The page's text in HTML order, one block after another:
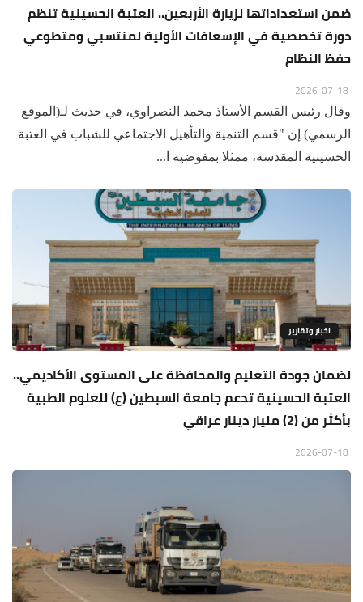
ضمن استعداداتها لزيارة الأربعين.. العتبة الحسينية تنظم
دورة تخصصية في الإسعافات الأولية لمنتسبي ومتطوعي
حفظ النظام
وقال رئيس القسم الأستاذ محمد النصراوي، في حديث لـ(الموقع
الرسمي) إن "قسم التنمية والتأهيل الاجتماعي للشباب في العتبة
الحسينية المقدسة، ممثلا بمفوضية ا...
اخبار وتقارير
لضمان جودة التعليم والمحافظة على المستوى الأكاديمي..
العتبة الحسينية تدعم جامعة السبطين (ع) للعلوم الطبية
بأكثر من (2) مليار دينار عراقي